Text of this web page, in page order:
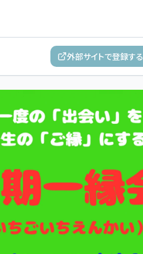
外部サイトで登録する